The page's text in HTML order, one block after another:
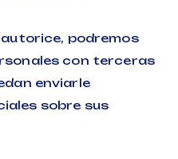
autorice, podremos
con terceras
enviarle
sobre sus